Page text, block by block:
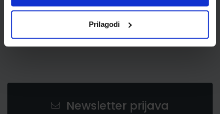
Prilagodi
Newsletter prijava